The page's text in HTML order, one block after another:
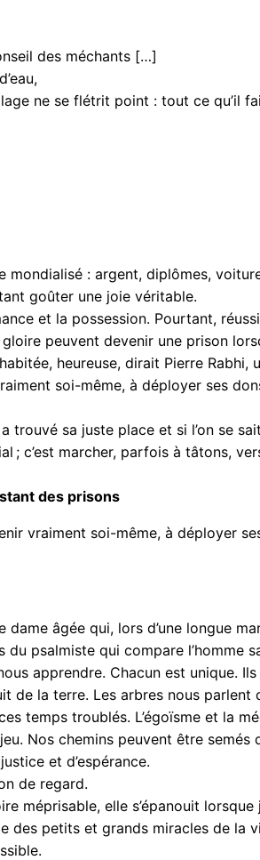
des méchants […]
ne se flétrit point : tout ce qu’il
mondialisé : argent, diplômes,
goûter une joie véritable.
et la possession. Pourtant,
peuvent devenir une prison
heureuse, dirait Pierre Rabhi,
soi-même, à déployer ses
trouvé sa juste place et si l’on se
; c’est marcher, parfois à tâtons,
des prisons
vraiment soi-même, à déployer
âgée qui, lors d’une longue
psalmiste qui compare l’homme
apprendre. Chacun est unique.
la terre. Les arbres nous parlent
temps troublés. L’égoïsme et la
Nos chemins peuvent être
et d’espérance.
de regard.
méprisable, elle s’épanouit lorsque
des petits et grands miracles de la